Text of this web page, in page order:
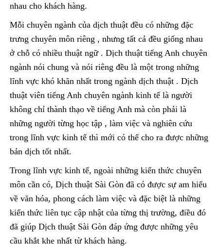
nhau cho khách hàng.
Mỗi chuyên ngành của dịch thuật đều có những đặc
trưng chuyên môn riêng , nhưng tất cả đều giống nhau
ở chỗ có nhiều thuật ngữ . Dịch thuật tiếng Anh chuyên
ngành nói chung và nói riêng đều là một trong những
lĩnh vực khó khăn nhất trong ngành dịch thuật . Dịch
thuật viên tiếng Anh chuyên ngành kinh tế là người
không chỉ thành thạo về tiếng Anh mà còn phải là
những người từng học tập , làm việc và nghiên cứu
trong lĩnh vực kinh tế thì mới có thể cho ra được những
bản dịch tốt nhất.
Trong lĩnh vực kinh tế, ngoài những kiến thức chuyên
môn cần có, Dịch thuật Sài Gòn đã có được sự am hiểu
về văn hóa, phong cách làm việc và đặc biệt là những
kiến thức liên tục cập nhật của từng thị trường, điều đó
đã giúp Dịch thuật Sài Gòn đáp ứng được những yêu
cầu khắt khe nhất từ khách hàng.